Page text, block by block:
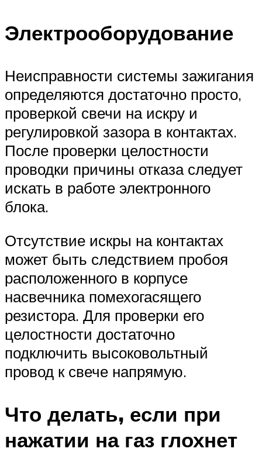
Электрооборудование
Неисправности системы зажигания
определяются достаточно просто,
проверкой свечи на искру и
регулировкой зазора в контактах.
После проверки целостности
проводки причины отказа следует
искать в работе электронного
блока.
Отсутствие искры на контактах
может быть следствием пробоя
расположенного в корпусе
насвечника помехогасящего
резистора. Для проверки его
целостности достаточно
подключить высоковольтный
провод к свече напрямую.
Что делать, если при
нажатии на газ глохнет